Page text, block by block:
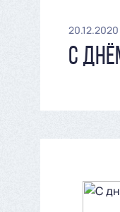
20.12.2020
С